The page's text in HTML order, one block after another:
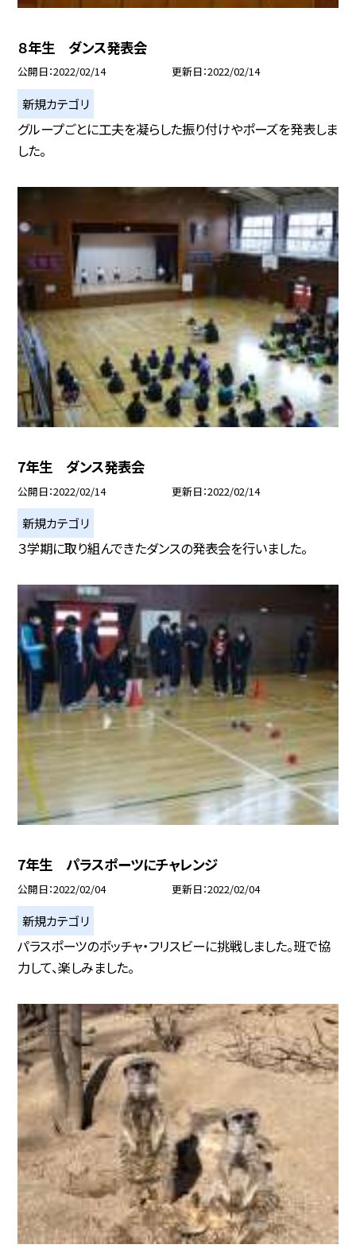
８年生 ダンス発表会
公開日 2022/02/14 更新日 2022/02/14
新規カテゴリ
グループごとに工夫を凝らした振り付けやポーズを発表しま
した。
7年生 ダンス発表会
公開日 2022/02/14 更新日 2022/02/14
新規カテゴリ
３学期に取り組んできたダンスの発表会を行いました。
7年生 パラスポーツにチャレンジ
公開日 2022/02/04 更新日 2022/02/04
新規カテゴリ
パラスポーツのボッチャ・フリスビーに挑戦しました。班で協
力して、楽しみました。